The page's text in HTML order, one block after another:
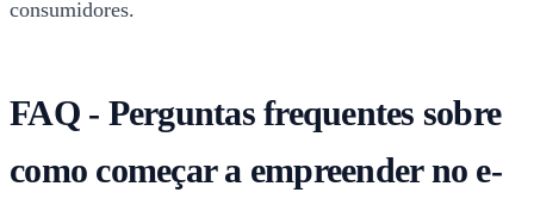
consumidores.
FAQ - Perguntas frequentes sobre
como começar a empreender no e-